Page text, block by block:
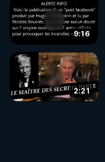
9:16
2:21